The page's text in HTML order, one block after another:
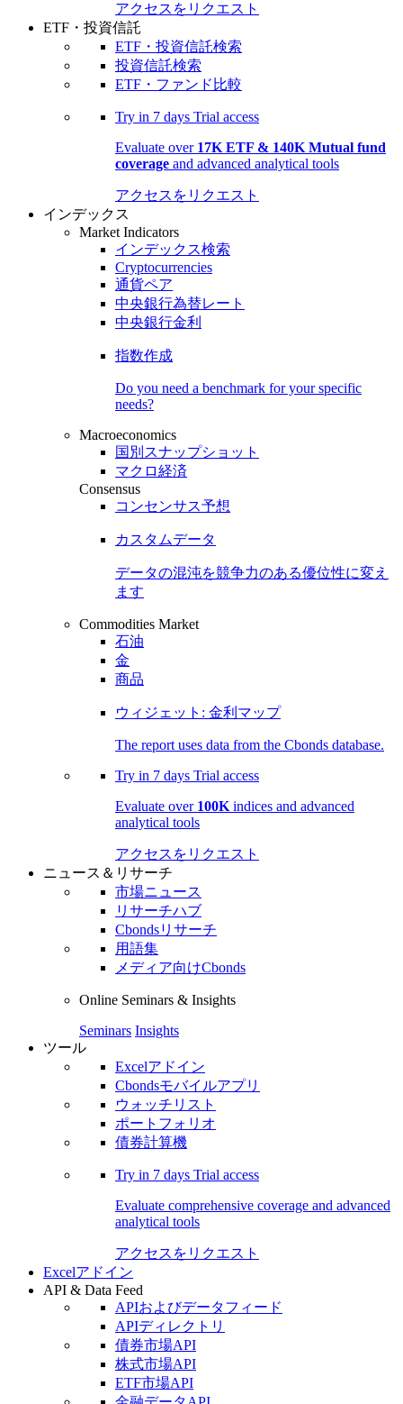
アクセスをリクエスト
ETF・投資信託
ETF・投資信託検索
投資信託検索
ETF・ファンド比較
Try in 7 days Trial access
Evaluate over 17K ETF & 140K Mutual fund
coverage and advanced analytical tools
アクセスをリクエスト
インデックス
Market Indicators
インデックス検索
Cryptocurrencies
通貨ペア
中央銀行為替レート
中央銀行金利
指数作成
Do you need a benchmark for your specific
needs?
Macroeconomics
国別スナップショット
マクロ経済
Consensus
コンセンサス予想
カスタムデータ
データの混沌を競争力のある優位性に変え
ます
Commodities Market
石油
金
商品
ウィジェット: 金利マップ
The report uses data from the Cbonds database.
Try in 7 days Trial access
Evaluate over 100K indices and advanced
analytical tools
アクセスをリクエスト
ニュース＆リサーチ
市場ニュース
リサーチハブ
Cbondsリサーチ
用語集
メディア向けCbonds
Online Seminars & Insights
Seminars Insights
ツール
Excelアドイン
Cbondsモバイルアプリ
ウォッチリスト
ポートフォリオ
債券計算機
Try in 7 days Trial access
Evaluate comprehensive coverage and advanced
analytical tools
アクセスをリクエスト
Excelアドイン
API & Data Feed
APIおよびデータフィード
APIディレクトリ
債券市場API
株式市場API
ETF市場API